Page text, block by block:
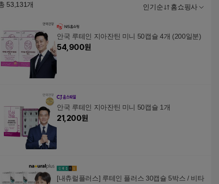
53,131개 인기순 홈쇼핑사
안국 루테인 지아잔틴 미니 50캡슐 4개 (200일분)
54,900원
안국 루테인 지아잔틴 미니 50캡슐 1개
21,200원
[내츄럴플러스] 루테인 플러스 30캡슐 5박스 / 비타